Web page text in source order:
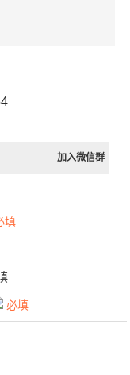
加入微信群
填
必填